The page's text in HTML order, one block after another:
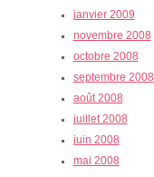
janvier 2009
novembre 2008
octobre 2008
septembre 2008
août 2008
juillet 2008
juin 2008
mai 2008